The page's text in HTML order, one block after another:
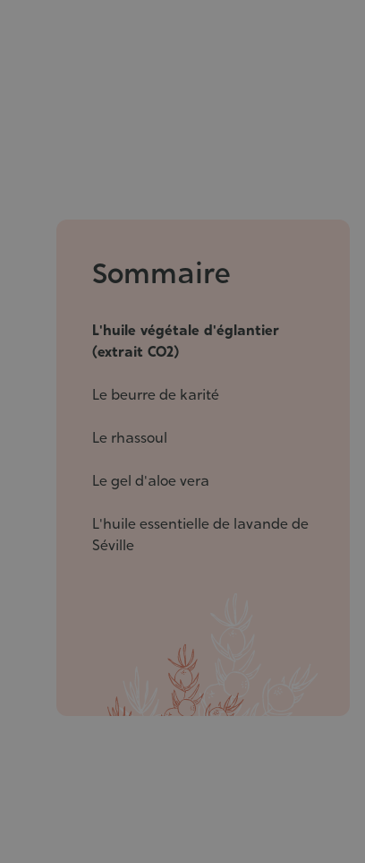
Sommaire
L'huile végétale d'églantier
(extrait CO2)
Le beurre de karité
Le rhassoul
Le gel d'aloe vera
L'huile essentielle de lavande de
Séville